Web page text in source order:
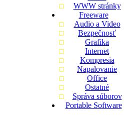
WWW stránky
Freeware
Audio a Video
Bezpečnosť
Grafika
Internet
Kompresia
Napalovanie
Office
Ostatné
Správa súborov
Portable Software